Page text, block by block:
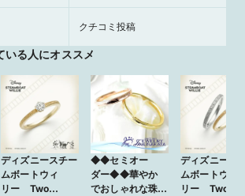
クチコミ投稿
いる人にオススメ
ディズニースチー
ムボートウィ
リー Two
◆◆セミオー
ダー◆◆華やか
でおしゃれな珠模
ディズニース
ムボートウィ
リー Two